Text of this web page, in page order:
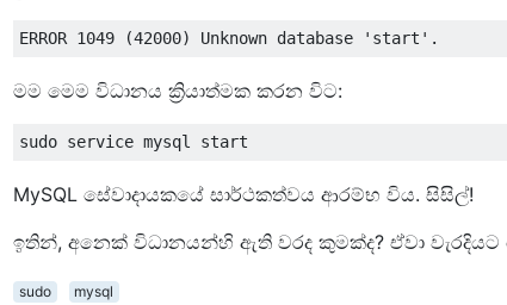
මම මෙම විධානය ක්‍රියාත්මක කරන විට:
MySQL සේවාදායකයේ සාර්ථකත්වය ආරම්භ විය. සිසිල්!
ඉතින්, අනෙක් විධානයන්හි ඇති වරද කුමක්ද? ඒවා
sudo mysql